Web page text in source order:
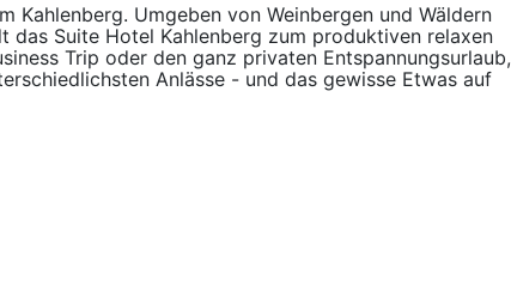
Kahlenberg. Umgeben von Weinbergen und Wäldern
das Suite Hotel Kahlenberg zum produktiven relaxen
Trip oder den ganz privaten Entspannungsurlaub,
Anlässe - und das gewisse Etwas auf